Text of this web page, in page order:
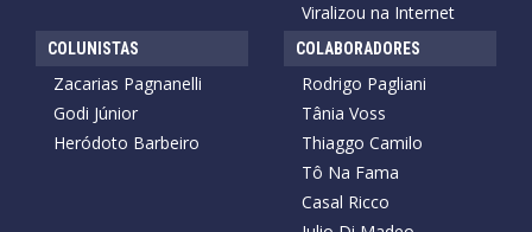
Viralizou na Internet
COLUNISTAS
Zacarias Pagnanelli
Godi Júnior
Heródoto Barbeiro
COLABORADORES
Rodrigo Pagliani
Tânia Voss
Thiaggo Camilo
Tô Na Fama
Casal Ricco